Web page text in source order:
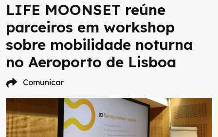
LIFE MOONSET reúne
parceiros em workshop
sobre mobilidade noturna
no Aeroporto de Lisboa
Comunicar